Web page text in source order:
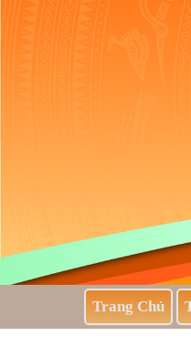
Trang Chủ